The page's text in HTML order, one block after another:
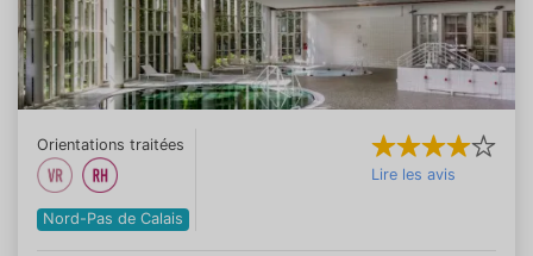
Orientations traitées
Nord-Pas de Calais
Lire les avis